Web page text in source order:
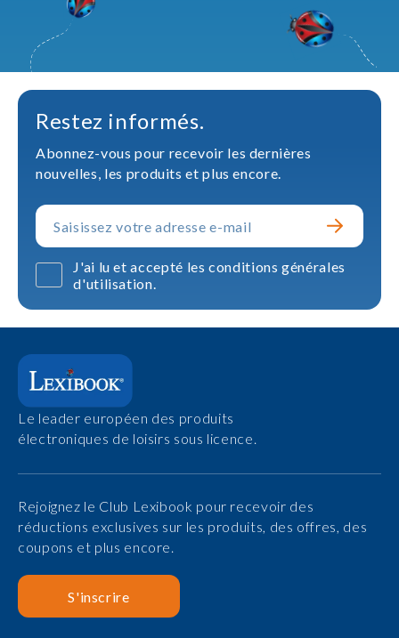
Restez informés.
Abonnez-vous pour recevoir les dernières
nouvelles, les produits et plus encore.
J'ai lu et accepté les conditions générales
d'utilisation.
Le leader européen des produits
électroniques de loisirs sous licence.
Rejoignez le Club Lexibook pour recevoir des
réductions exclusives sur les produits, des offres, des
coupons et plus encore.
S'inscrire